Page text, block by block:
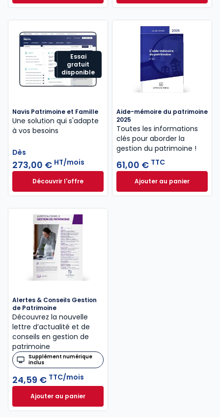
Essai
gratuit
disponible
Navis Patrimoine et Famille
Une solution qui s'adapte
à vos besoins
Dès
273,00 € HT/mois
Découvrir l'offreNavis Patrimoine et Famille à partir de
Dès
Aide-mémoire du patrimoine
2025
Toutes les informations
clés pour aborder la
gestion du patrimoine !
61,00 € TTC
Ajouter au panier
Aide-mémoire du
Alertes & Conseils Gestion
de Patrimoine
Découvrez la nouvelle
lettre d’actualité et de
conseils en gestion de
patrimoine
Supplément numérique
inclus
24,59 € TTC/mois
Ajouter au panierAlertes & Conseils Gestion de Patrimoine à 24,59 €